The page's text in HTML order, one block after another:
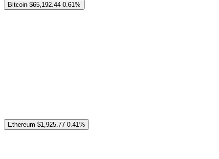
Bitcoin $65,192.44 0.61%
Ethereum $1,925.77 0.41%